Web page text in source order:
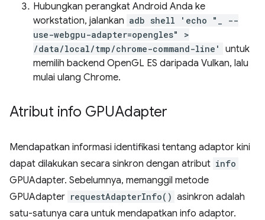
Hubungkan perangkat Android Anda ke
workstation, jalankan adb shell 'echo "_ --
use-webgpu-adapter=opengles" >
/data/local/tmp/chrome-command-line'
untuk
memilih backend OpenGL ES daripada Vulkan, lalu
mulai ulang Chrome.
Atribut info GPUAdapter
Mendapatkan informasi identifikasi tentang adaptor kini
dapat dilakukan secara sinkron dengan atribut info
GPUAdapter. Sebelumnya, memanggil metode
GPUAdapter requestAdapterInfo() asinkron adalah
satu-satunya cara untuk mendapatkan info adaptor.